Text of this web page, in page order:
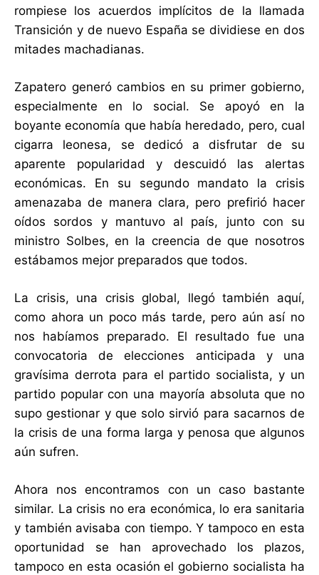
rompiese los acuerdos implícitos de la llamada
Transición y de nuevo España se dividiese en dos
mitades machadianas.
Zapatero generó cambios en su primer gobierno,
especialmente en lo social. Se apoyó en la
boyante economía que había heredado, pero, cual
cigarra leonesa, se dedicó a disfrutar de su
aparente popularidad y descuidó las alertas
económicas. En su segundo mandato la crisis
amenazaba de manera clara, pero prefirió hacer
oídos sordos y mantuvo al país, junto con su
ministro Solbes, en la creencia de que nosotros
estábamos mejor preparados que todos.
La crisis, una crisis global, llegó también aquí,
como ahora un poco más tarde, pero aún así no
nos habíamos preparado. El resultado fue una
convocatoria de elecciones anticipada y una
gravísima derrota para el partido socialista, y un
partido popular con una mayoría absoluta que no
supo gestionar y que solo sirvió para sacarnos de
la crisis de una forma larga y penosa que algunos
aún sufren.
Ahora nos encontramos con un caso bastante
similar. La crisis no era económica, lo era sanitaria
y también avisaba con tiempo. Y tampoco en esta
oportunidad se han aprovechado los plazos,
tampoco en esta ocasión el gobierno socialista ha